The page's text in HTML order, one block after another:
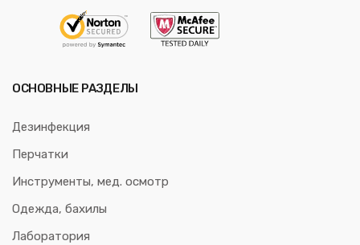
ОСНОВНЫЕ РАЗДЕЛЫ
Дезинфекция
Перчатки
Инструменты, мед. осмотр
Одежда, бахилы
Лаборатория